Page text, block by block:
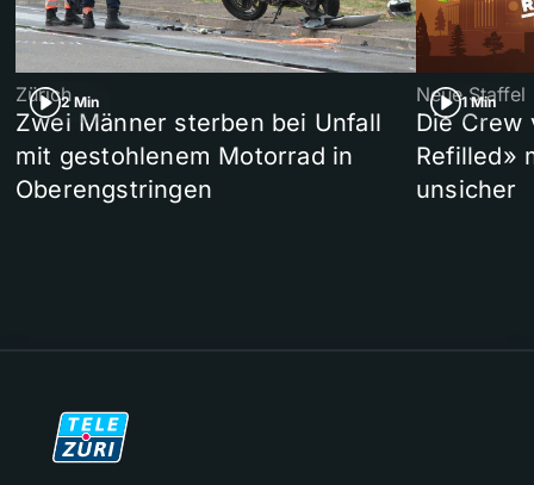
2 Min
Zürich
Zwei Männer sterben bei Unfall
mit gestohlenem Motorrad in
Oberengstringen
1 Min
Neue Staffel
Die Crew
Refilled»
unsicher